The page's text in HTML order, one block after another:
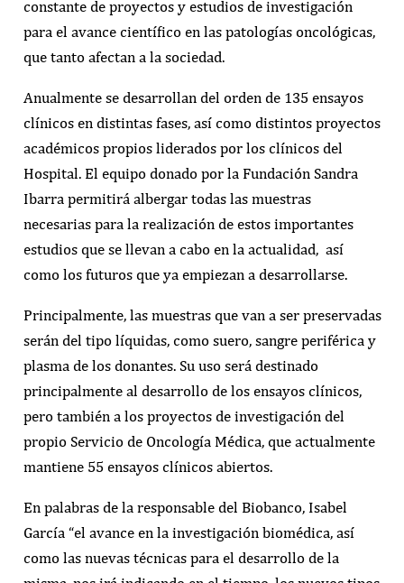
constante de proyectos y estudios de investigación
para el avance científico en las patologías oncológicas,
que tanto afectan a la sociedad.
Anualmente se desarrollan del orden de 135 ensayos
clínicos en distintas fases, así como distintos proyectos
académicos propios liderados por los clínicos del
Hospital. El equipo donado por la Fundación Sandra
Ibarra permitirá albergar todas las muestras
necesarias para la realización de estos importantes
estudios que se llevan a cabo en la actualidad, así
como los futuros que ya empiezan a desarrollarse.
Principalmente, las muestras que van a ser preservadas
serán del tipo líquidas, como suero, sangre periférica y
plasma de los donantes. Su uso será destinado
principalmente al desarrollo de los ensayos clínicos,
pero también a los proyectos de investigación del
propio Servicio de Oncología Médica, que actualmente
mantiene 55 ensayos clínicos abiertos.
En palabras de la responsable del Biobanco, Isabel
García “el avance en la investigación biomédica, así
como las nuevas técnicas para el desarrollo de la